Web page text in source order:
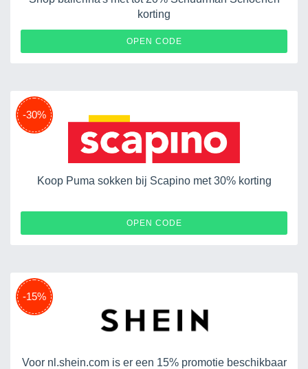
korting
OPEN CODE
-30%
Koop Puma sokken bij Scapino met 30% korting
OPEN CODE
-15%
Voor nl.shein.com is er een 15% promotie beschikbaar